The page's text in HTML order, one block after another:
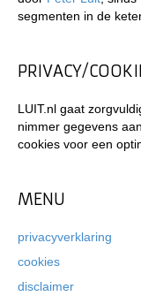
segmenten in de
PRIVACY/
LUIT.nl gaat
nimmer gegevens
cookies voor een
MENU
privacyverklaring
cookies
disclaimer